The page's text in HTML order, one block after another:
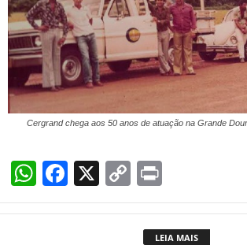
Cergrand chega aos 50 anos de atuação na Grande
W
h
at
F
a
c
X
C
o
p
in
t
LEIA MAIS